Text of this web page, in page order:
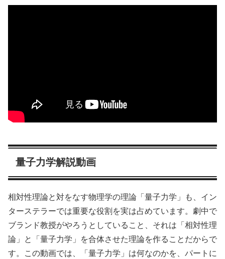
量子力学解説動画
相対性理論と対をなす物理学の理論「量子力学」も、イン
ターステラーでは重要な役割を実は占めています。劇中で
ブランド教授がやろうとしていること、それは「相対性理
論」と「量子力学」を合体させた理論を作ることだからで
す。この動画では、「量子力学」は何なのかを、パートに